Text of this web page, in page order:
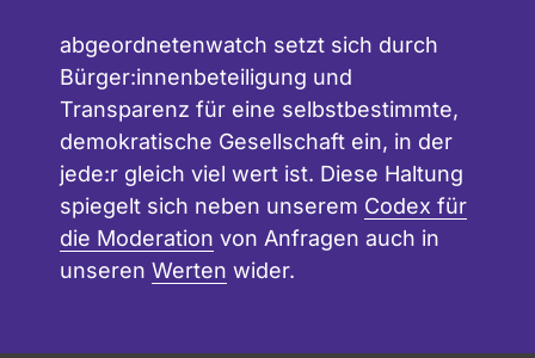
abgeordnetenwatch setzt sich durch
Bürger:innenbeteiligung und
Transparenz für eine selbstbestimmte,
demokratische Gesellschaft ein, in der
jede:r gleich viel wert ist. Diese Haltung
spiegelt sich neben unserem Codex für
die Moderation von Anfragen auch in
unseren Werten wider.